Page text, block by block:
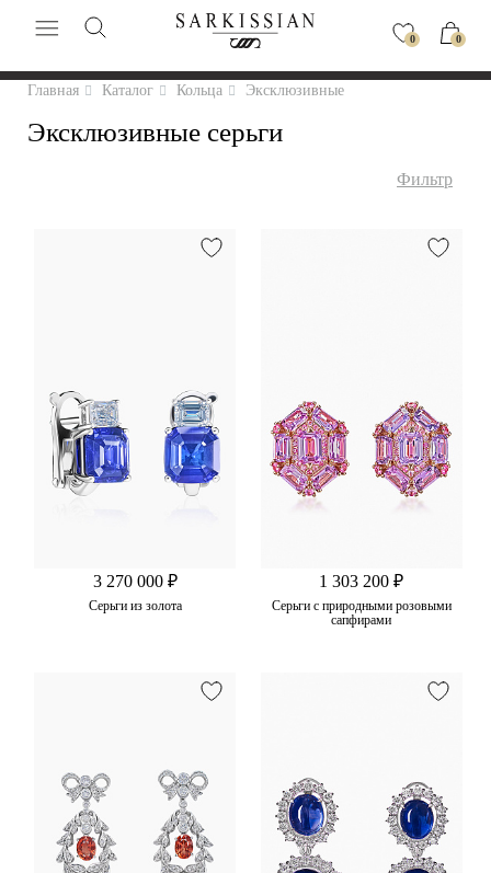
0 0
Главная Каталог Кольца Эксклюзивные
Эксклюзивные серьги
Фильтр
3 270 000 ₽
Серьги из золота
1 303 200 ₽
Серьги с природными розовыми
сапфирами